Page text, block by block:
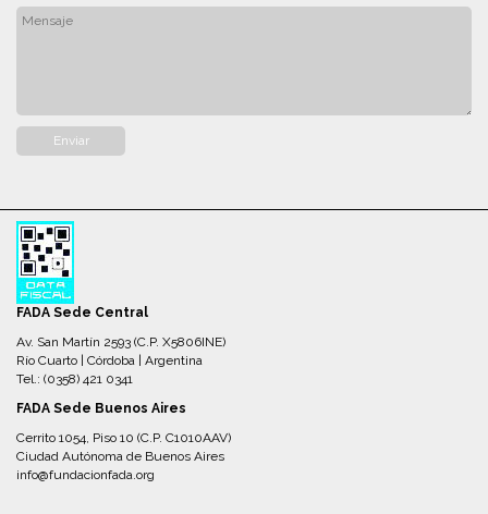
FADA Sede Central
Av. San Martín 2593 (C.P. X5806INE)
Río Cuarto | Córdoba | Argentina
Tel.: (0358) 421 0341
FADA Sede Buenos Aires
Cerrito 1054, Piso 10 (C.P. C1010AAV)
Ciudad Autónoma de Buenos Aires
info@fundacionfada.org